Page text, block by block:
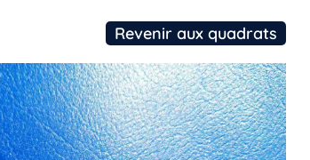
Revenir aux quadrats